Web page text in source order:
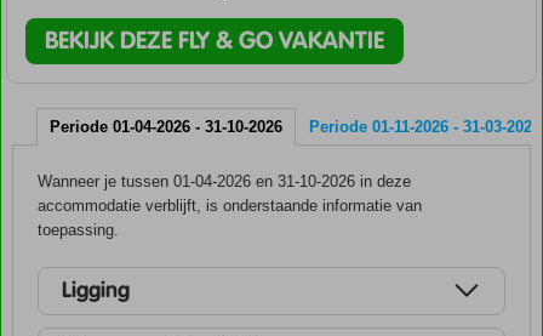
BEKIJK DEZE FLY & GO VAKANTIE
Periode 01-04-2026 - 31-10-2026 Periode 01-11-2026 - 31-03-2027
Wanneer je tussen 01-04-2026 en 31-10-2026 in deze
accommodatie verblijft, is onderstaande informatie van
toepassing.
Ligging